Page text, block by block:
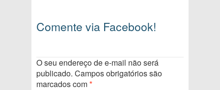
Comente via Facebook!
O seu endereço de e-mail não será
publicado. Campos obrigatórios são
marcados com*